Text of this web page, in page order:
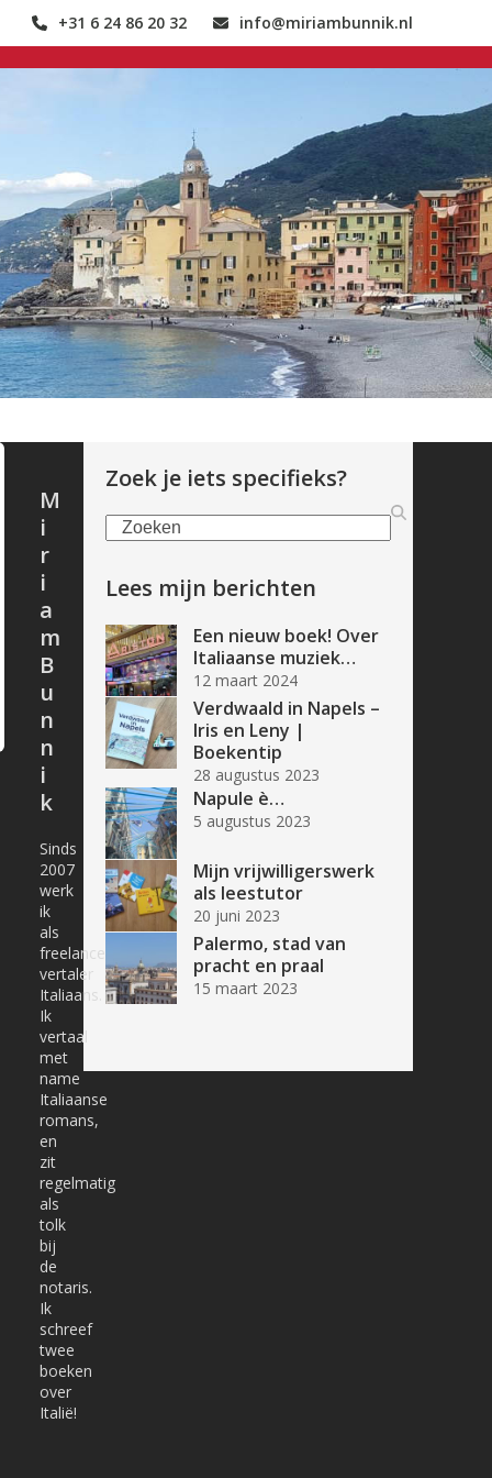
+31 6 24 86 20 32 info@miriambunnik.nl
Zoek je iets specifieks?
Zoeken
Lees mijn berichten
Een nieuw boek! Over
Italiaanse muziek…
12 maart 2024
Verdwaald in Napels –
Iris en Leny |
Boekentip
28 augustus 2023
Napule è…
5 augustus 2023
Mijn vrijwilligerswerk
als leestutor
20 juni 2023
Palermo, stad van
pracht en praal
15 maart 2023
M
i
r
i
a
m
B
u
n
n
i
k
Sinds
2007
werk
ik
als
freelance
vertaler
Italiaans.
Ik
vertaal
met
name
Italiaanse
romans,
en
zit
regelmatig
als
tolk
bij
de
notaris.
Ik
schreef
twee
boeken
over
Italië!